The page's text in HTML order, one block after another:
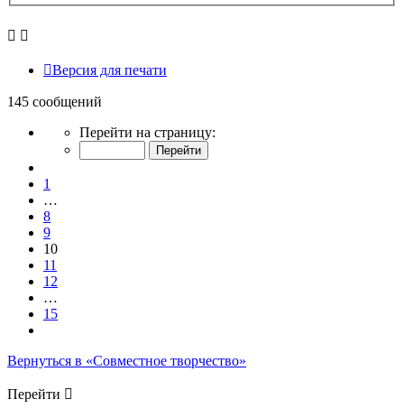
Версия для печати
145 сообщений
Страница
15
Перейти на страницу:
1
…
8
9
10
11
12
…
15
Вернуться в «Совместное творчество»
Перейти